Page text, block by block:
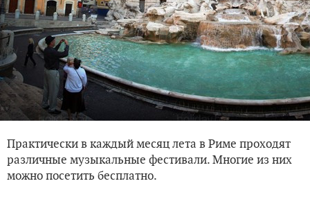
Практически в каждый месяц лета в Риме проходят
различные музыкальные фестивали. Многие из них
можно посетить бесплатно.